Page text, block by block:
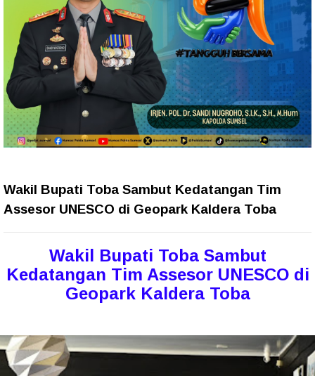
Wakil Bupati Toba Sambut Kedatangan Tim
Assesor UNESCO di Geopark Kaldera Toba
Wakil Bupati Toba Sambut
Kedatangan Tim Assesor UNESCO di
Geopark Kaldera Toba